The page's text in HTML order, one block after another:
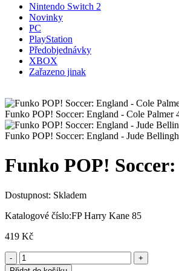
Nintendo Switch 2
Novinky
PC
PlayStation
Předobjednávky
XBOX
Zařazeno jinak
Funko POP! Soccer: England - Cole Palmer
Funko POP! Soccer: England - Jude
Funko POP!
Dostupnost: Skladem
Katalogové číslo:FP Harry Kane 85
419 Kč